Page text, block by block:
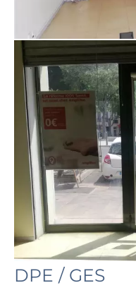
DPE / GES